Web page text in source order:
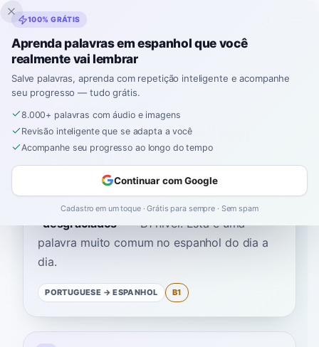
Inklingo
Início›Espanhol›Portuguese → espanhol›desafortunados
Como se diz
"desafortunados" em
espanhol
A palavra espanhola para“desafortunados
“desgraciados”—B1 nível.Esta é uma
palavra muito comum no espanhol do dia a
dia.
PORTUGUESE → ESPANHOL B1
100% GRÁTIS
Aprenda palavras em espanhol que você
realmente vai lembrar
Salve palavras, aprenda com repetição inteligente e acompanhe
seu progresso — tudo grátis.
8.000+ palavras com áudio e imagens
Revisão inteligente que se adapta a você
Acompanhe seu progresso ao longo do tempo
Continuar com Google
Cadastro em um toque · Grátis para sempre · Sem spam